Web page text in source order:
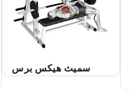
سميث هيكس برس